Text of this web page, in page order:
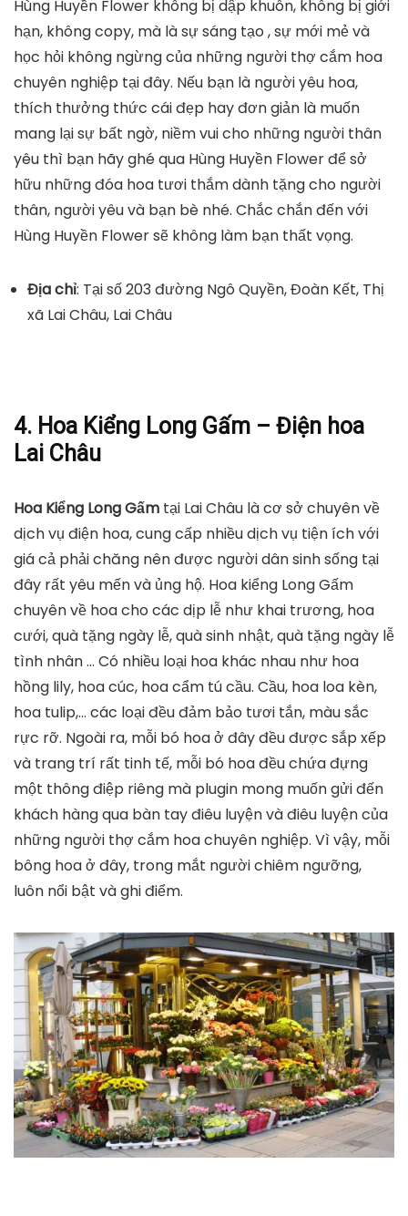
Hùng Huyền Flower không bị dập khuôn, không bị giới
hạn, không copy, mà là sự sáng tạo , sự mới mẻ và
học hỏi không ngừng của những người thợ cắm hoa
chuyên nghiệp tại đây. Nếu bạn là người yêu hoa,
thích thưởng thức cái đẹp hay đơn giản là muốn
mang lại sự bất ngờ, niềm vui cho những người thân
yêu thì bạn hãy ghé qua Hùng Huyền Flower để sở
hữu những đóa hoa tươi thắm dành tặng cho người
thân, người yêu và bạn bè nhé. Chắc chắn đến với
Hùng Huyền Flower sẽ không làm bạn thất vọng.
Địa chỉ: Tại số 203 đường Ngô Quyền, Đoàn Kết, Thị
xã Lai Châu, Lai Châu
4. Hoa Kiểng Long Gấm – Điện hoa
Lai Châu
Hoa Kiểng Long Gấm tại Lai Châu là cơ sở chuyên về
dịch vụ điện hoa, cung cấp nhiều dịch vụ tiện ích với
giá cả phải chăng nên được người dân sinh sống tại
đây rất yêu mến và ủng hộ. Hoa kiểng Long Gấm
chuyên về hoa cho các dịp lễ như khai trương, hoa
cưới, quà tặng ngày lễ, quà sinh nhật, quà tặng ngày lễ
tình nhân … Có nhiều loại hoa khác nhau như hoa
hồng lily, hoa cúc, hoa cẩm tú cầu. Cầu, hoa loa kèn,
hoa tulip,… các loại đều đảm bảo tươi tắn, màu sắc
rực rỡ. Ngoài ra, mỗi bó hoa ở đây đều được sắp xếp
và trang trí rất tinh tế, mỗi bó hoa đều chứa đựng
một thông điệp riêng mà plugin mong muốn gửi đến
khách hàng qua bàn tay điêu luyện và điêu luyện của
những người thợ cắm hoa chuyên nghiệp. Vì vậy, mỗi
bông hoa ở đây, trong mắt người chiêm ngưỡng,
luôn nổi bật và ghi điểm.